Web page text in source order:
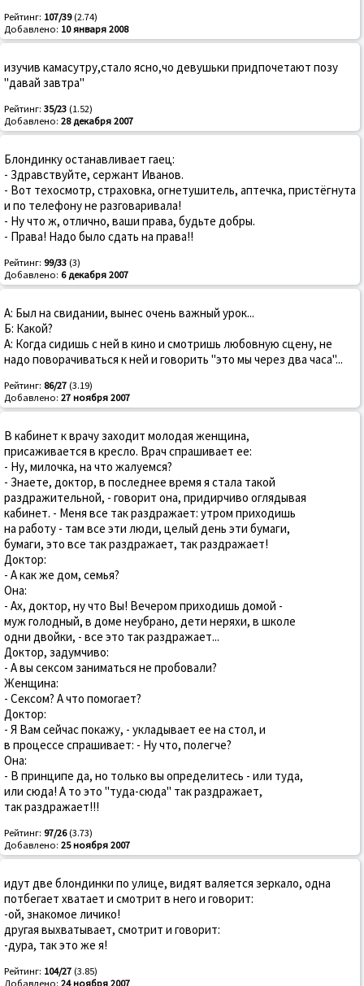
Рейтинг: 107/39(2.74)
Добавлено: 10 января 2008
изучив камасутру,стало ясно,чо девушьки придпочетают позу
"давай завтра"
Рейтинг: 35/23 (1.52)
Добавлено: 28 декабря 2007
Блондинку останавливает гаец:
- Здравствуйте, сержант Иванов.
- Вот техосмотр, страховка, огнетушитель, аптечка, пристёгнута
и по телефону не разговаривала!
- Ну что ж, отлично, ваши права, будьте добры.
- Права! Надо было сдать на права!!
Рейтинг: 99/33 (3)
Добавлено: 6 декабря 2007
А: Был на свидании, вынес очень важный урок...
Б: Какой?
А: Когда сидишь с ней в кино и смотришь любовную сцену, не
надо поворачиваться к ней и говорить "это мы через два часа"...
Рейтинг: 86/27 (3.19)
Добавлено: 27 ноября 2007
В кабинет к врачу заходит молодая женщина,
присаживается в кресло. Врач спрашивает ее:
- Ну, милочка, на что жалуемся?
- Знаете, доктор, в последнее время я стала такой
раздражительной, - говорит она, придирчиво оглядывая
кабинет. - Меня все так раздражает: утром приходишь
на работу - там все эти люди, целый день эти бумаги,
бумаги, это все так раздражает, так раздражает!
Доктор:
- А как же дом, семья?
Она:
- Ах, доктор, ну что Вы! Вечером приходишь домой -
муж голодный, в доме неубрано, дети неряхи, в школе
одни двойки, - все это так раздражает...
Доктор, задумчиво:
- А вы сексом заниматься не пробовали?
Женщина:
- Сексом? А что помогает?
Доктор:
- Я Вам сейчас покажу, - укладывает ее на стол, и
в процессе спрашивает: - Ну что, полегче?
Она:
- В принципе да, но только вы определитесь - или туда,
или сюда! А то это "туда-сюда" так раздражает,
так раздражает!!!
Рейтинг: 97/26(3.73)
Добавлено: 25 ноября 2007
идут две блондинки по улице, видят валяется зеркало, одна
потбегает хватает и смотрит в него и говорит:
-ой, знакомое личико!
другая выхватывает, смотрит и говорит:
-дура, так это же я!
Рейтинг: 104/27 (3.85)
Добавлено: 24 ноября 2007